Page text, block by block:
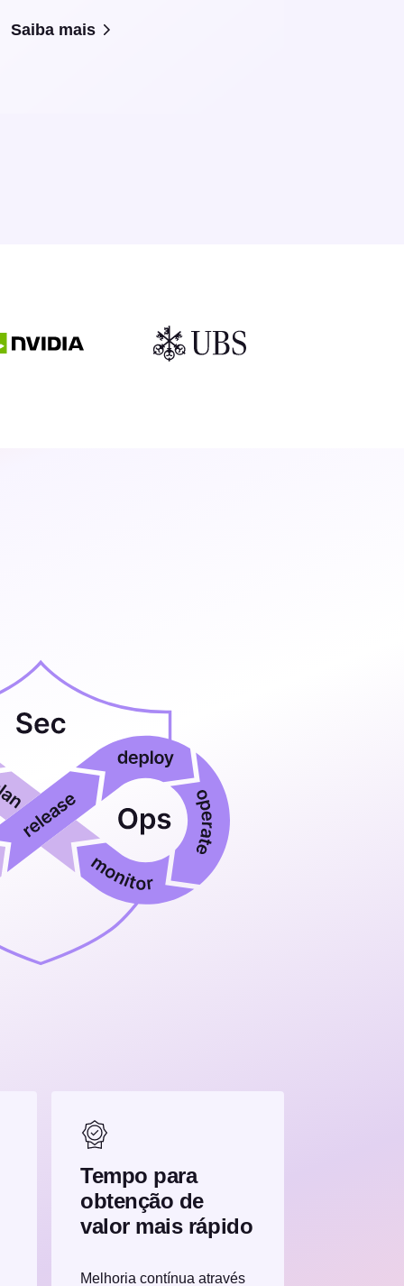
Saiba mais
Tempo para
obtenção de
valor mais rápido
Melhoria contínua através